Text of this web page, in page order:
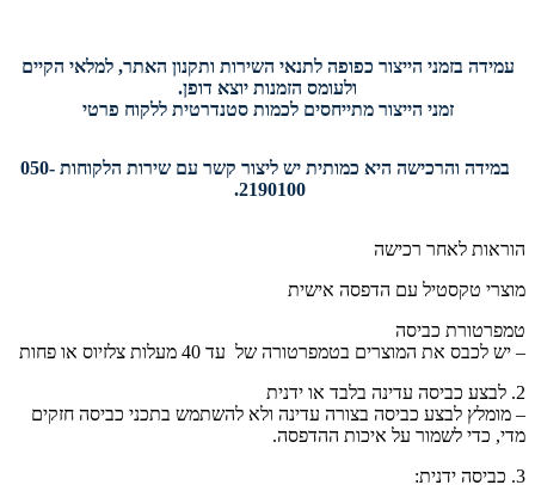
עמידה בזמני הייצור כפופה לתנאי השירות ותקנון האתר, למלאי הקיים
ולעומס הזמנות יוצא דופן.
זמני הייצור מתייחסים לכמות סטנדרטית ללקוח פרטי
במידה והרכישה היא כמותית יש ליצור קשר עם שירות הלקוחות 050-
2190100.
הוראות לאחר רכישה
מוצרי טקסטיל עם הדפסה אישית
טמפרטורת כביסה
– יש לכבס את המוצרים בטמפרטורה של עד 40 מעלות צלזיוס או פחות
2. לבצע כביסה עדינה בלבד או ידנית
– מומלץ לבצע כביסה בצורה עדינה ולא להשתמש בתכני כביסה חזקים
מדי, כדי לשמור על איכות ההדפסה.
3. כביסה ידנית: